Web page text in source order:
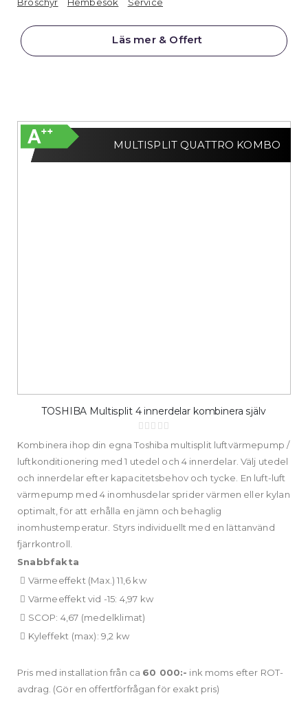
Läs mer & Offert
MULTISPLIT QUATTRO KOMBO
TOSHIBA Multisplit 4 innerdelar kombinera själv
Rating:
Kombinera ihop din egna Toshiba multisplit luftvärmepump /
luftkonditionering med 1 utedel och 4 innerdelar. Välj utedel
och innerdelar efter kapacitetsbehov och tycke. En luft-luft
värmepump med 4 inomhusdelar sprider värmen eller kylan
optimalt, för att erhålla en jämn och behaglig
inomhustemperatur. Styrs individuellt med en lättanvänd
fjärrkontroll.
Snabbfakta
Värmeeffekt (Max.) 11,6 kw
Värmeeffekt vid -15: 4,97 kw
SCOP: 4,67 (medelklimat)
Kyleffekt (max): 9,2 kw
Pris med installation från ca 60 000:- ink moms efter ROT-
avdrag. (Gör en offertförfrågan för exakt pris)